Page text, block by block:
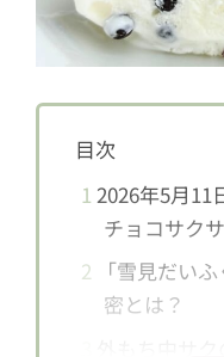
目次
1 2026年5月11
チョコサクサ
2 「雪見だい
密とは？